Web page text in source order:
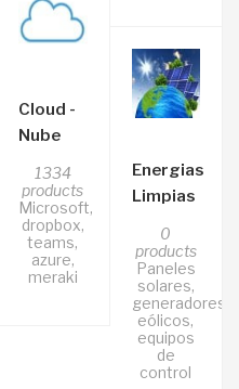
Cloud -
Nube
1334
products
Microsoft,
dropbox,
teams,
azure,
meraki
Energias
Limpias
0
products
Paneles
solares,
generadores
eólicos,
equipos
de
control